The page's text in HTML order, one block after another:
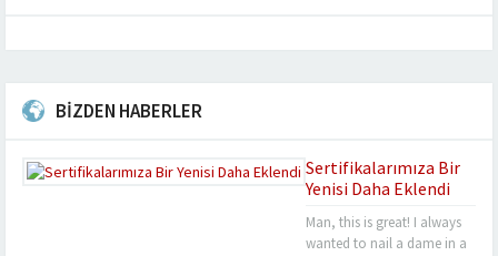
BİZDEN HABERLER
Sertifikalarımıza Bir
Yenisi Daha Eklendi
Man, this is great! I always
wanted to nail a dame in a